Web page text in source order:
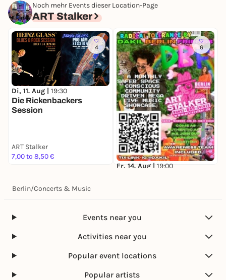
Noch mehr Events dieser Location-Page
ART Stalker
4
Di, 11. Aug | 19:30
Die Rickenbackers
Session
ART Stalker
7,00 to 8,50 €
6
Fr, 14. Aug | 19:00
Berlin/Concerts & Music
Events near you
Activities near you
Popular event locations
Popular artists